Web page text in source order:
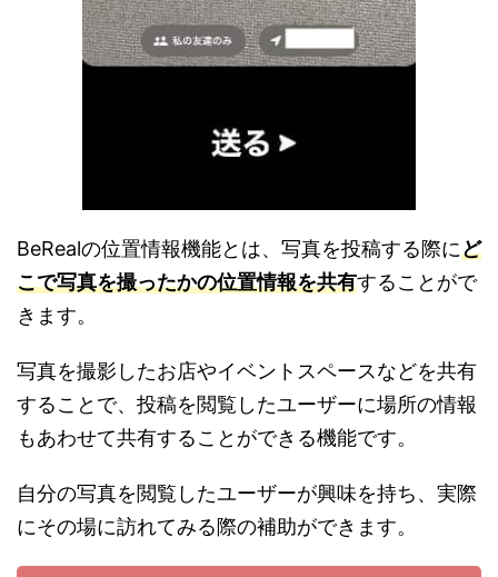
BeRealの位置情報機能とは、写真を投稿する際にど
こで写真を撮ったかの位置情報を共有することがで
きます。
写真を撮影したお店やイベントスペースなどを共有
することで、投稿を閲覧したユーザーに場所の情報
もあわせて共有することができる機能です。
自分の写真を閲覧したユーザーが興味を持ち、実際
にその場に訪れてみる際の補助ができます。